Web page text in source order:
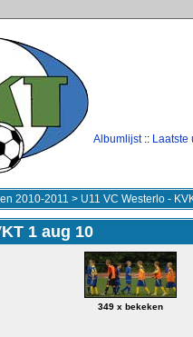
Albumlijst:: Laatste
2010-2011 > U11 VC Westerlo -
1 aug 10
349 x bekeken